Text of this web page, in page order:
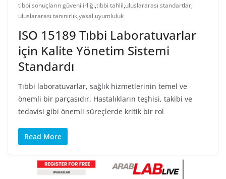
tıbbi sonuçların güvenilirliği,tıbbi tahlil,uluslararası standartlar,
uluslararası tanınırlık,yasal uyumluluk
ISO 15189 Tıbbi Laboratuvarlar
için Kalite Yönetim Sistemi
Standardı
Tıbbi laboratuvarlar, sağlık hizmetlerinin temel ve
önemli bir parçasıdır. Hastalıkların teşhisi, takibi ve
tedavisi gibi önemli süreçlerde kritik bir rol
Read More